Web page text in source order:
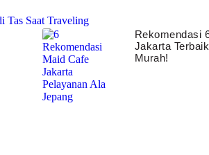
Rekomendasi
Jakarta
Murah!